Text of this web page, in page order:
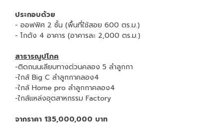
ประกอบด้วย
- ออฟฟิศ 2 ชั้น (พื้นที่ใช้สอย 600 ตร.ม.)
- โกดัง 4 อาคาร (อาคารละ 2,000 ตร.ม.)
สาธารณูปโภค
-ติดถนนเลียบทางด่วนคลอง 5 ลำลูกกา
-ใกล้ Big C ลำลูกกาคลอง4
-ใกล้ Home pro ลำลูกกาคลอง4
-ใกล้แหล่งอุตสาหกรรม Factory
จากราคา 135,000,000 บาท